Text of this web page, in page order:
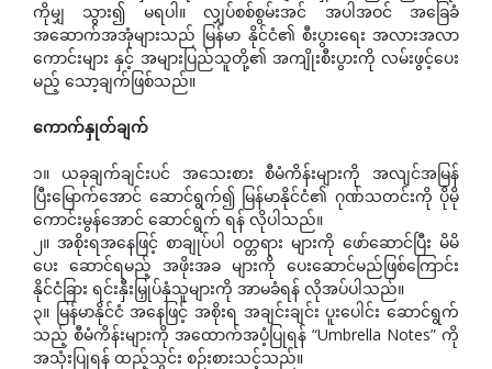
ကိုမျှ သွား၍ မရပါ။ လျှပ်စစ်စွမ်းအင် အပါအဝင် အခြေခံ
အဆောက်အအုံများသည် မြန်မာ နိုင်ငံ၏ စီးပွားရေး အလားအလာ
ကောင်းများ နှင့် အများပြည်သူတို့၏ အကျိုးစီးပွားကို လမ်းဖွင့်ပေး
မည့် သော့ချက်ဖြစ်သည်။
ကောက်နှုတ်ချက်
၁။ ယခုချက်ချင်းပင် အသေးစား စီမံကိန်းများကို အလျင်အမြန်
ပြီးမြောက်အောင် ဆောင်ရွက်၍ မြန်မာနိုင်ငံ၏ ဂုဏ်သတင်းကို ပိုမို
ကောင်းမွန်အောင် ဆောင်ရွက် ရန် လိုပါသည်။
၂။ အစိုးရအနေဖြင့် စာချုပ်ပါ ဝတ္တရား များကို ဖော်ဆောင်ပြီး မိမိ
ပေး ဆောင်ရမည့် အဖိုးအခ များကို ပေးဆောင်မည်ဖြစ်ကြောင်း
နိုင်ငံခြား ရင်းနှီးမြှုပ်နှံသူများကို အာမခံရန် လိုအပ်ပါသည်။
၃။ မြန်မာနိုင်ငံ အနေဖြင့် အစိုးရ အချင်းချင်း ပူးပေါင်း ဆောင်ရွက်
သည့် စီမံကိန်းများကို အထောက်အပံ့ပြုရန် “Umbrella Notes” ကို
အသုံးပြုရန် ထည့်သွင်း စဉ်းစားသင့်သည်။